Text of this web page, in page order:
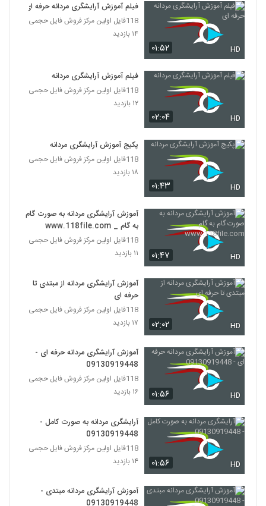
۰۱:۵۲ HD
فیلم آموزش آرایشگری مردانه حرفه ای
118فایل اولین مرکز فروش فایل حجمی
۱۴ بازدید
۰۲:۰۴ HD
فیلم آموزش آرایشگری مردانه
118فایل اولین مرکز فروش فایل حجمی
۱۲ بازدید
۰۱:۴۳ HD
پکیج آموزش آرایشگری مردانه
118فایل اولین مرکز فروش فایل حجمی
۱۸ بازدید
۰۱:۴۷ HD
آموزش آرایشگری مردانه به صورت گام
به گام _ www.118file.com
118فایل اولین مرکز فروش فایل حجمی
۱۱ بازدید
۰۲:۰۲ HD
آموزش آرایشگری مردانه از مبتدی تا
حرفه ای
118فایل اولین مرکز فروش فایل حجمی
۱۷ بازدید
۰۱:۵۶ HD
آموزش آرایشگری مردانه حرفه ای -
09130919448
118فایل اولین مرکز فروش فایل حجمی
۱۶ بازدید
۰۱:۵۶ HD
آرایشگری مردانه به صورت کامل -
09130919448
118فایل اولین مرکز فروش فایل حجمی
۱۴ بازدید
آموزش آرایشگری مردانه مبتدی -
09130919448